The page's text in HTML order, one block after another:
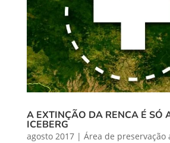
A EXTINÇÃO DA RENCA É SÓ
ICEBERG
agosto 2017| Área de preservação